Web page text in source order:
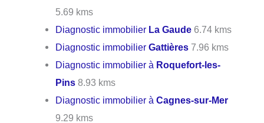
5.69 kms
Diagnostic immobilier La Gaude 6.74 kms
Diagnostic immobilierGattières 7.96 kms
Diagnostic immobilier à Roquefort-les-
Pins 8.93 kms
Diagnostic immobilier àCagnes-sur-Mer
9.29 kms